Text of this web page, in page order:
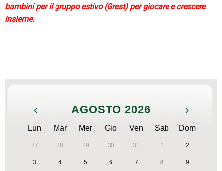
bambini per il gruppo estivo (Grest) per giocare e crescere
insieme.
‹ AGOSTO 2026 ›
Lun Mar Mer Gio Ven Sab Dom
27 28 29 30 31 1 2
3 4 5 6 7 8 9